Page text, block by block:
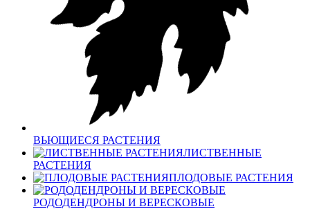
ВЬЮЩИЕСЯ РАСТЕНИЯ
ЛИСТВЕННЫЕ
РАСТЕНИЯ
ПЛОДОВЫЕ РАСТЕНИЯ
РОДОДЕНДРОНЫ И ВЕРЕСКОВЫЕ